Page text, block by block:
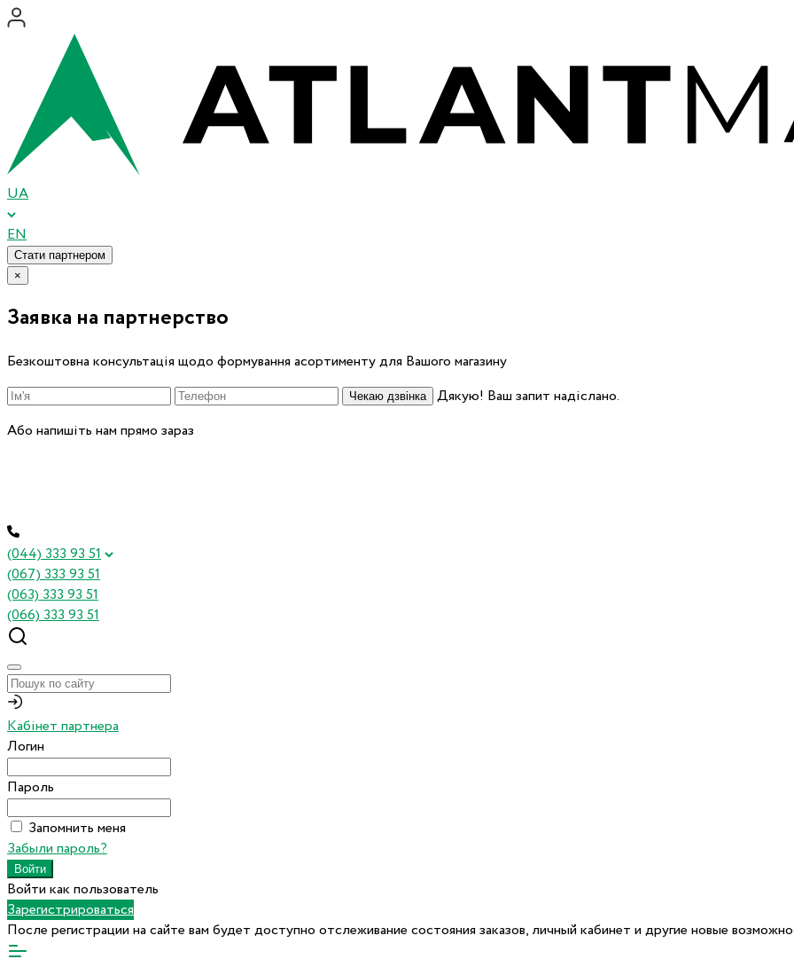
UA
EN
Стати партнером
×
Заявка на партнерство
Безкоштовна консультація щодо формування асортименту для Вашого магазину
Чекаю дзвінка
Дякую! Ваш запит надіслано.
Або напишіть нам прямо зараз
(044) 333 93 51
(067) 333 93 51
(063) 333 93 51
(066) 333 93 51
Кабінет партнера
Логин
Пароль
Запомнить меня
Забыли пароль?
Войти как пользователь
Зарегистрироваться
После регистрации на сайте вам будет доступно отслеживание состояния заказов, личный кабинет и другие новые